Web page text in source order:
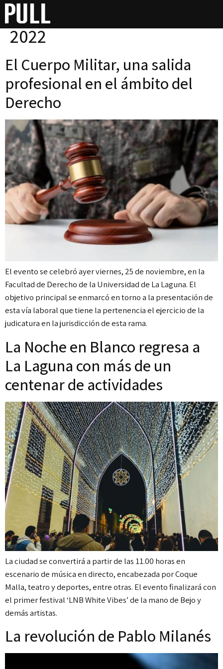
Día: 26 de noviembre de
2022
El Cuerpo Militar, una salida
profesional en el ámbito del
Derecho
El evento se celebró ayer viernes, 25 de noviembre, en la
Facultad de Derecho de la Universidad de La Laguna. El
objetivo principal se enmarcó en torno a la presentación de
esta vía laboral que tiene la pertenencia el ejercicio de la
judicatura en la jurisdicción de esta rama.
La Noche en Blanco regresa a
La Laguna con más de un
centenar de actividades
La ciudad se convertirá a partir de las 11.00 horas en
escenario de música en directo, encabezada por Coque
Malla, teatro y deportes, entre otras. El evento finalizará con
el primer festival ‘LNB White Vibes’ de la mano de Bejo y
demás artistas.
La revolución de Pablo Milanés